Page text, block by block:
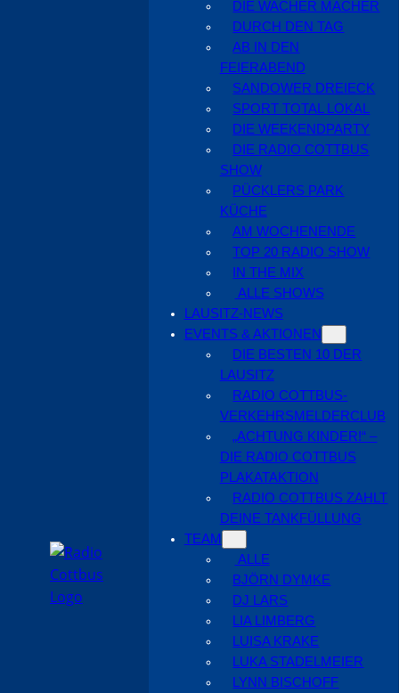
DIE WACHER MACHER
DURCH DEN TAG
AB IN DEN
FEIERABEND
SANDOWER DREIECK
SPORT TOTAL LOKAL
DIE WEEKENDPARTY
DIE RADIO COTTBUS
SHOW
PÜCKLERS PARK
KÜCHE
AM WOCHENENDE
TOP 20 RADIO SHOW
IN THE MIX
ALLE SHOWS
LAUSITZ-NEWS
EVENTS & AKTIONEN
DIE BESTEN 10 DER
LAUSITZ
RADIO COTTBUS-
VERKEHRSMELDERCLUB
„ACHTUNG KINDER!“ –
DIE RADIO COTTBUS
PLAKATAKTION
RADIO COTTBUS ZAHLT
DEINE TANKFÜLLUNG
TEAM
ALLE
BJÖRN DYMKE
DJ LARS
LIA LIMBERG
LUISA KRAKE
LUKA STADELMEIER
LYNN BISCHOFF